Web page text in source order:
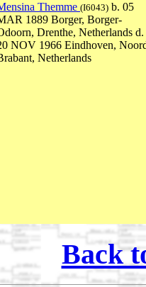
Themme (I6043) b. 05
1889 Borger, Borger-
Drenthe, Netherlands d.
NOV 1966 Eindhoven,
Netherlands
Back